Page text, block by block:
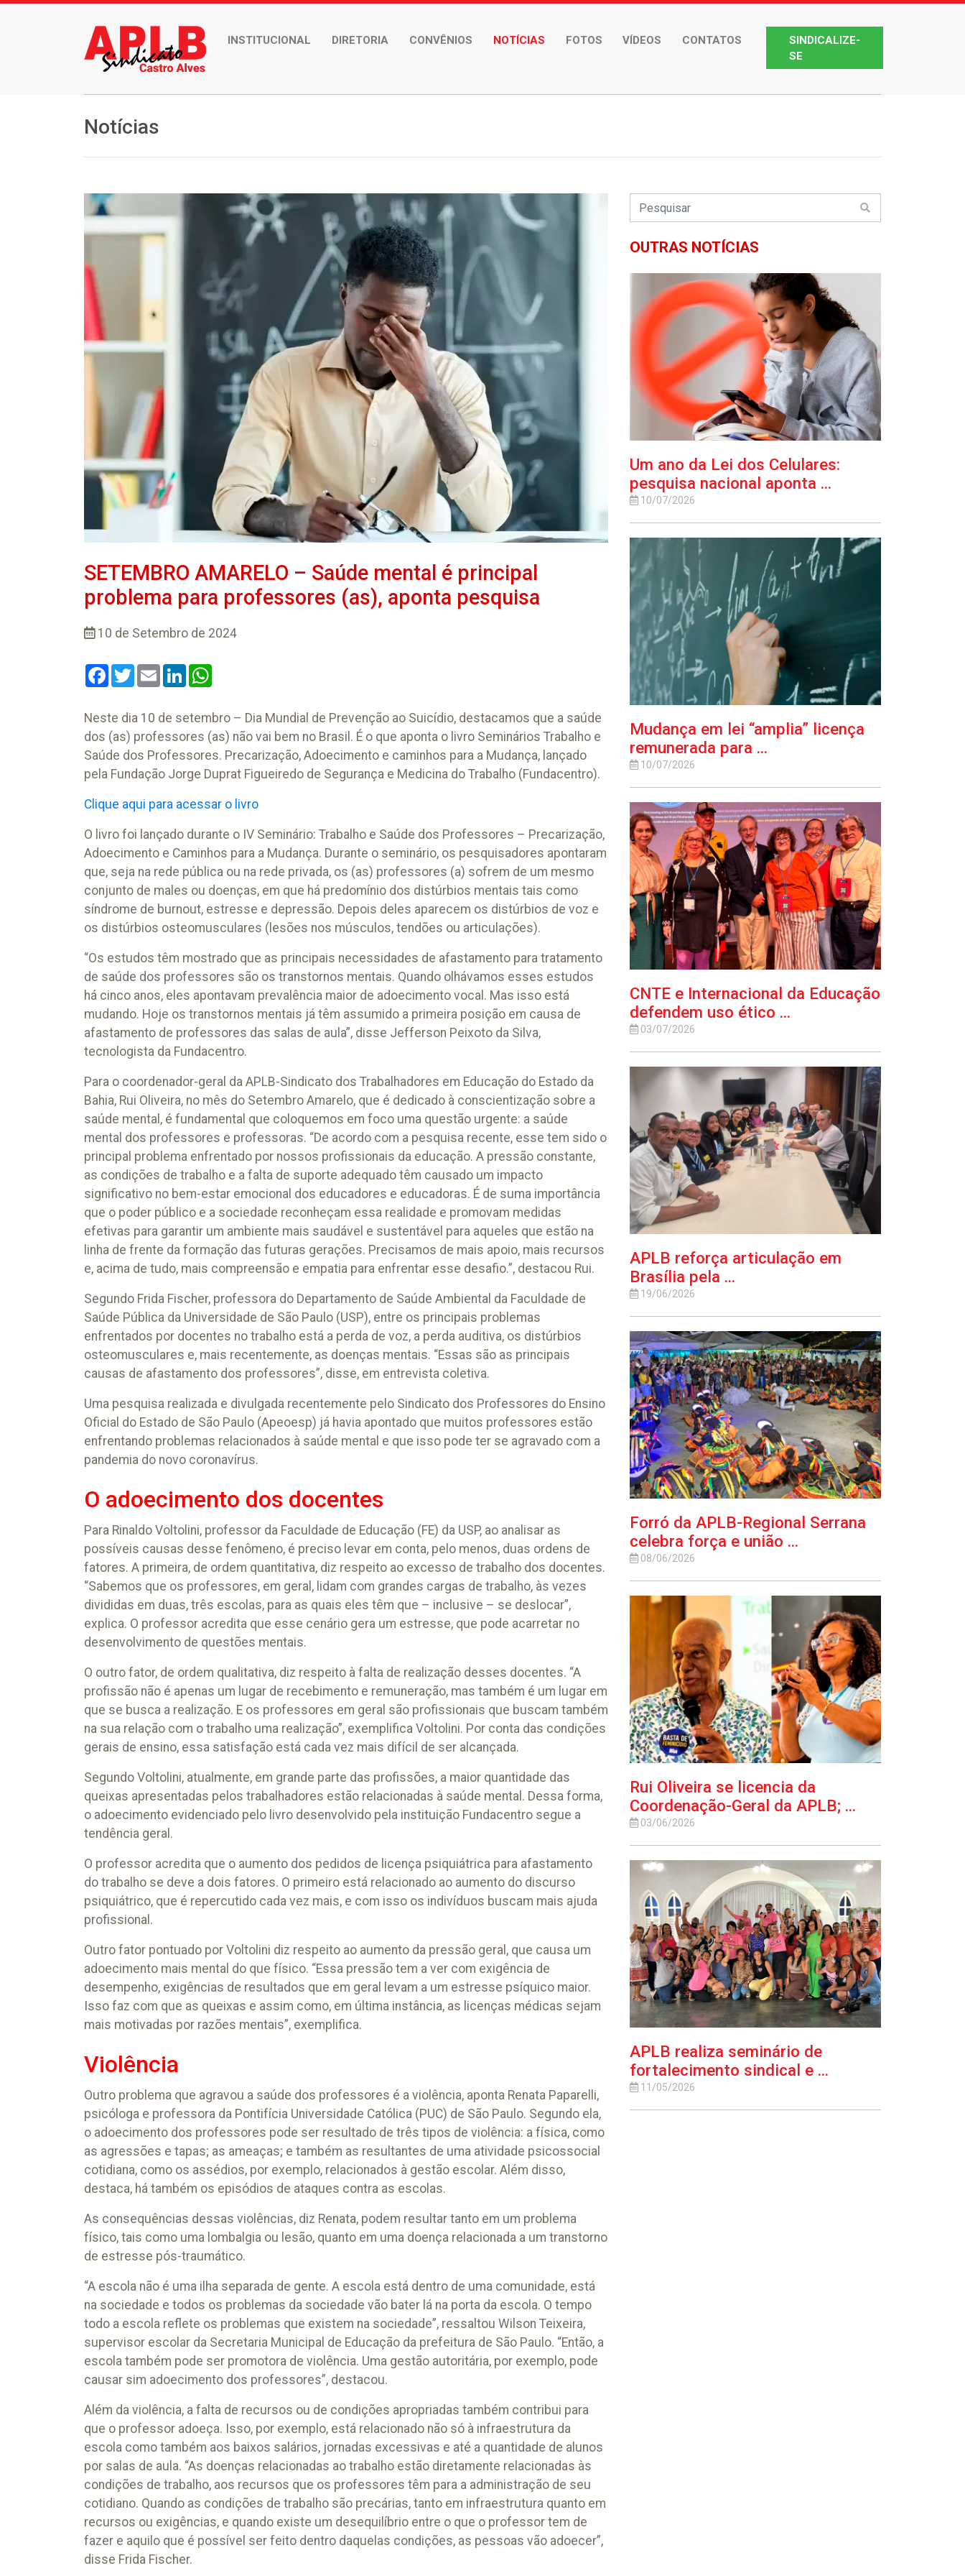
INSTITUCIONAL DIRETORIA CONVÊNIOS NOTÍCIAS FOTOS VÍDEOS CONTATOS
SINDICALIZE-
SE
Notícias
SETEMBRO AMARELO – Saúde mental é principal
problema para professores (as), aponta pesquisa
10 de Setembro de 2024
Facebook
TwitterEmail LinkedIn
Neste dia 10 de setembro – Dia Mundial de Prevenção ao Suicídio, destacamos que a saúde
dos (as) professores (as) não vai bem no Brasil. É o que aponta o livro Seminários Trabalho e
Saúde dos Professores. Precarização, Adoecimento e caminhos para a Mudança, lançado
pela Fundação Jorge Duprat Figueiredo de Segurança e Medicina do Trabalho (Fundacentro).
Clique aqui para acessar o livro
O livro foi lançado durante o IV Seminário: Trabalho e Saúde dos Professores – Precarização,
Adoecimento e Caminhos para a Mudança. Durante o seminário, os pesquisadores apontaram
que, seja na rede pública ou na rede privada, os (as) professores (a) sofrem de um mesmo
conjunto de males ou doenças, em que há predomínio dos distúrbios mentais tais como
síndrome de burnout, estresse e depressão. Depois deles aparecem os distúrbios de voz e
os distúrbios osteomusculares (lesões nos músculos, tendões ou articulações).
“Os estudos têm mostrado que as principais necessidades de afastamento para tratamento
de saúde dos professores são os transtornos mentais. Quando olhávamos esses estudos
há cinco anos, eles apontavam prevalência maior de adoecimento vocal. Mas isso está
mudando. Hoje os transtornos mentais já têm assumido a primeira posição em causa de
afastamento de professores das salas de aula”, disse Jefferson Peixoto da Silva,
tecnologista da Fundacentro.
Para o coordenador-geral da APLB-Sindicato dos Trabalhadores em Educação do Estado da
Bahia, Rui Oliveira, no mês do Setembro Amarelo, que é dedicado à conscientização sobre a
saúde mental, é fundamental que coloquemos em foco uma questão urgente: a saúde
mental dos professores e professoras. “De acordo com a pesquisa recente, esse tem sido o
principal problema enfrentado por nossos profissionais da educação. A pressão constante,
as condições de trabalho e a falta de suporte adequado têm causado um impacto
significativo no bem-estar emocional dos educadores e educadoras. É de suma importância
que o poder público e a sociedade reconheçam essa realidade e promovam medidas
efetivas para garantir um ambiente mais saudável e sustentável para aqueles que estão na
linha de frente da formação das futuras gerações. Precisamos de mais apoio, mais recursos
e, acima de tudo, mais compreensão e empatia para enfrentar esse desafio.”, destacou Rui.
Segundo Frida Fischer, professora do Departamento de Saúde Ambiental da Faculdade de
Saúde Pública da Universidade de São Paulo (USP), entre os principais problemas
enfrentados por docentes no trabalho está a perda de voz, a perda auditiva, os distúrbios
osteomusculares e, mais recentemente, as doenças mentais. “Essas são as principais
causas de afastamento dos professores”, disse, em entrevista coletiva.
Uma pesquisa realizada e divulgada recentemente pelo Sindicato dos Professores do Ensino
Oficial do Estado de São Paulo (Apeoesp) já havia apontado que muitos professores estão
enfrentando problemas relacionados à saúde mental e que isso pode ter se agravado com a
pandemia do novo coronavírus.
O adoecimento dos docentes
Para Rinaldo Voltolini, professor da Faculdade de Educação (FE) da USP, ao analisar as
possíveis causas desse fenômeno, é preciso levar em conta, pelo menos, duas ordens de
fatores. A primeira, de ordem quantitativa, diz respeito ao excesso de trabalho dos docentes.
“Sabemos que os professores, em geral, lidam com grandes cargas de trabalho, às vezes
divididas em duas, três escolas, para as quais eles têm que – inclusive – se deslocar”,
explica. O professor acredita que esse cenário gera um estresse, que pode acarretar no
desenvolvimento de questões mentais.
O outro fator, de ordem qualitativa, diz respeito à falta de realização desses docentes. “A
profissão não é apenas um lugar de recebimento e remuneração, mas também é um lugar em
que se busca a realização. E os professores em geral são profissionais que buscam também
na sua relação com o trabalho uma realização”, exemplifica Voltolini. Por conta das condições
gerais de ensino, essa satisfação está cada vez mais difícil de ser alcançada.
Segundo Voltolini, atualmente, em grande parte das profissões, a maior quantidade das
queixas apresentadas pelos trabalhadores estão relacionadas à saúde mental. Dessa forma,
o adoecimento evidenciado pelo livro desenvolvido pela instituição Fundacentro segue a
tendência geral.
O professor acredita que o aumento dos pedidos de licença psiquiátrica para afastamento
do trabalho se deve a dois fatores. O primeiro está relacionado ao aumento do discurso
psiquiátrico, que é repercutido cada vez mais, e com isso os indivíduos buscam mais ajuda
profissional.
Outro fator pontuado por Voltolini diz respeito ao aumento da pressão geral, que causa um
adoecimento mais mental do que físico. “Essa pressão tem a ver com exigência de
desempenho, exigências de resultados que em geral levam a um estresse psíquico maior.
Isso faz com que as queixas e assim como, em última instância, as licenças médicas sejam
mais motivadas por razões mentais”, exemplifica.
Violência
Outro problema que agravou a saúde dos professores é a violência, aponta Renata Paparelli,
psicóloga e professora da Pontifícia Universidade Católica (PUC) de São Paulo. Segundo ela,
o adoecimento dos professores pode ser resultado de três tipos de violência: a física, como
as agressões e tapas; as ameaças; e também as resultantes de uma atividade psicossocial
cotidiana, como os assédios, por exemplo, relacionados à gestão escolar. Além disso,
destaca, há também os episódios de ataques contra as escolas.
As consequências dessas violências, diz Renata, podem resultar tanto em um problema
físico, tais como uma lombalgia ou lesão, quanto em uma doença relacionada a um transtorno
de estresse pós-traumático.
“A escola não é uma ilha separada de gente. A escola está dentro de uma comunidade, está
na sociedade e todos os problemas da sociedade vão bater lá na porta da escola. O tempo
todo a escola reflete os problemas que existem na sociedade”, ressaltou Wilson Teixeira,
supervisor escolar da Secretaria Municipal de Educação da prefeitura de São Paulo. “Então, a
escola também pode ser promotora de violência. Uma gestão autoritária, por exemplo, pode
causar sim adoecimento dos professores”, destacou.
Além da violência, a falta de recursos ou de condições apropriadas também contribui para
que o professor adoeça. Isso, por exemplo, está relacionado não só à infraestrutura da
escola como também aos baixos salários, jornadas excessivas e até a quantidade de alunos
por salas de aula. “As doenças relacionadas ao trabalho estão diretamente relacionadas às
condições de trabalho, aos recursos que os professores têm para a administração de seu
cotidiano. Quando as condições de trabalho são precárias, tanto em infraestrutura quanto em
recursos ou exigências, e quando existe um desequilíbrio entre o que o professor tem de
fazer e aquilo que é possível ser feito dentro daquelas condições, as pessoas vão adoecer”,
disse Frida Fischer.
OUTRAS NOTÍCIAS
Um ano da Lei dos Celulares:
pesquisa nacional aponta ...
10/07/2026
Mudança em lei “amplia” licença
remunerada para ...
10/07/2026
CNTE e Internacional da Educação
defendem uso ético ...
03/07/2026
APLB reforça articulação em
Brasília pela ...
19/06/2026
Forró da APLB-Regional Serrana
celebra força e união ...
08/06/2026
Rui Oliveira se licencia da
Coordenação-Geral da APLB; ...
03/06/2026
APLB realiza seminário de
fortalecimento sindical e ...
11/05/2026